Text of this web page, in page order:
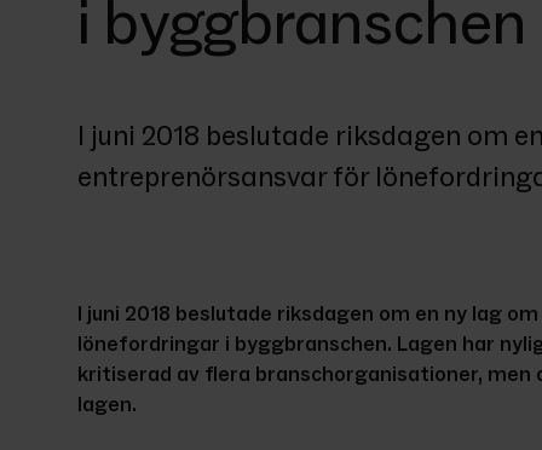
i byggbranschen
I juni 2018 beslutade riksdagen om
entreprenörsansvar för
I juni 2018 beslutade riksdagen om en ny lag
lönefordringar i byggbranschen. Lagen har
kritiserad av flera branschorganisationer, men
lagen.